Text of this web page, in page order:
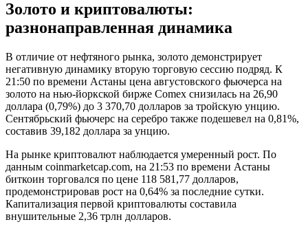
Золото и криптовалюты:
разнонаправленная динамика
В отличие от нефтяного рынка, золото демонстрирует
негативную динамику вторую торговую сессию подряд. К
21:50 по времени Астаны цена августовского фьючерса на
золото на нью-йоркской бирже Comex снизилась на 26,90
доллара (0,79%) до 3 370,70 долларов за тройскую унцию.
Сентябрьский фьючерс на серебро также подешевел на 0,81%,
составив 39,182 доллара за унцию.
На рынке криптовалют наблюдается умеренный рост. По
данным coinmarketcap.com, на 21:53 по времени Астаны
биткоин торговался по цене 118 581,77 долларов,
продемонстрировав рост на 0,64% за последние сутки.
Капитализация первой криптовалюты составила
внушительные 2,36 трлн долларов.